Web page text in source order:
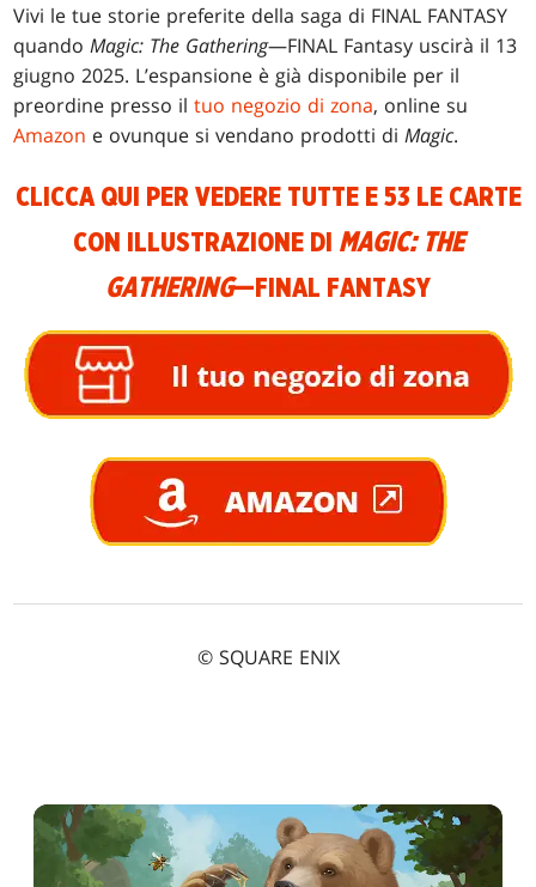
Vivi le tue storie preferite della saga di FINAL FANTASY
quandoMagic: The Gathering—FINAL Fantasy uscirà il 13
giugno 2025. L’espansione è già disponibile per il
preordine presso iltuo negozio di zona, online su
Amazon e ovunque si vendano prodotti diMagic.
CLICCA QUI PER VEDERE TUTTE E 53 LE CARTE
CON ILLUSTRAZIONE DI MAGIC: THE
GATHERING—FINAL FANTASY
© SQUARE ENIX